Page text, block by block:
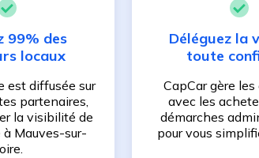
99% des
locaux
est diffusée sur
partenaires,
la visibilité de
à Mauves-sur-
.
Déléguez la
toute
CapCar gère
avec les
démarches
pour vous